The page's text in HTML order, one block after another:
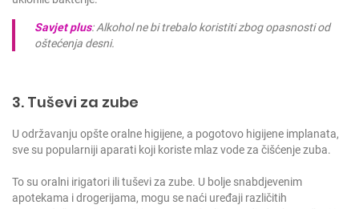
Savjet plus: Alkohol ne bi trebalo koristiti zbog opasnosti od
oštećenja desni.
3. Tuševi za zube
U održavanju opšte oralne higijene, a pogotovo higijene implanata,
sve su popularniji aparati koji koriste mlaz vode za čišćenje zuba.
To su oralni irigatori ili tuševi za zube. U bolje snabdjevenim
apotekama i drogerijama, mogu se naći uređaji različitih